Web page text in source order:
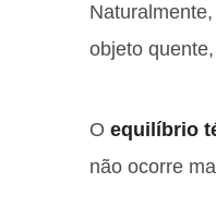
objeto
O equilíbrio
não ocorre